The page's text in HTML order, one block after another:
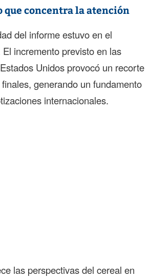
concentra la atención
del informe estuvo en el
incremento previsto en las
Unidos provocó un recorte
generando un fundamento
internacionales.
las perspectivas del cereal en